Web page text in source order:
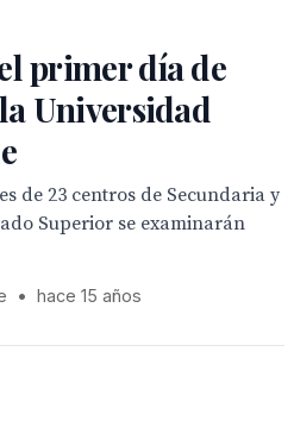
primer día de
Universidad
de 23 centros de Secundaria y
Superior se examinarán
• hace 15 años